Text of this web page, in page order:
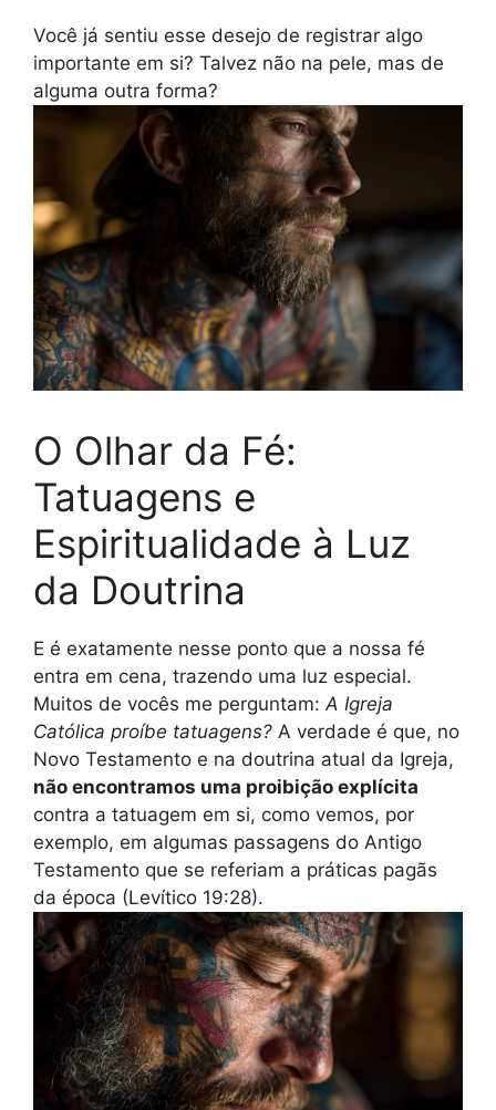
Você já sentiu esse desejo de registrar algo
importante em si? Talvez não na pele, mas de
alguma outra forma?
O Olhar da Fé:
Tatuagens e
Espiritualidade à Luz
da Doutrina
E é exatamente nesse ponto que a nossa fé
entra em cena, trazendo uma luz especial.
Muitos de vocês me perguntam: A Igreja
Católica proíbe tatuagens? A verdade é que, no
Novo Testamento e na doutrina atual da Igreja,
não encontramos uma proibição explícita
contra a tatuagem em si, como vemos, por
exemplo, em algumas passagens do Antigo
Testamento que se referiam a práticas pagãs
da época (Levítico 19:28).